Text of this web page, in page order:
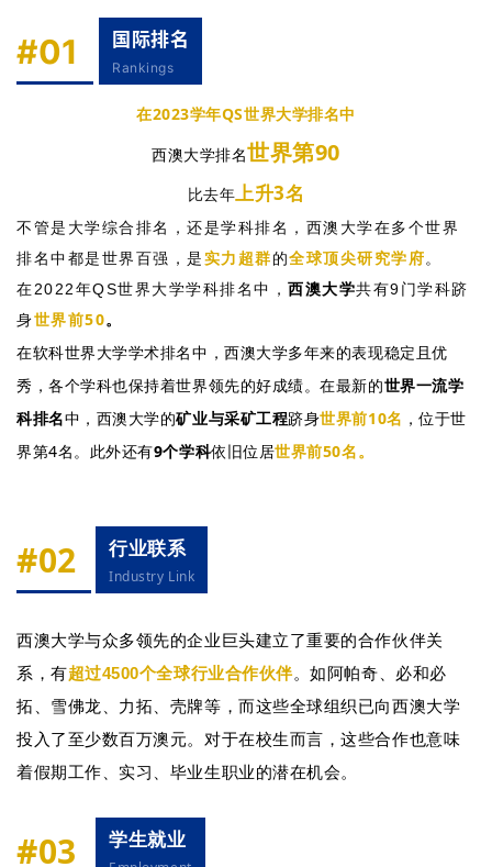
#01 国际排名
Rankings
在2023学年QS世界大学排名中
西澳大学排名世界第90
比去年上升3名
不管是大学综合排名，还是学科排名，西澳大学在多个世界
排名中都是世界百强，是实力超群的全球顶尖研究学府。
在2022年QS世界大学学科排名中， 西澳大学共有9门学科跻
身世界前50。
在软科世界大学学术排名中，西澳大学多年来的表现稳定且优
秀，各个学科也保持着世界领先的好成绩。在最新的世界一流学
科排名中，西澳大学的矿业与采矿工程跻身世界前10名 ，位于世
界第4名。此外还有9个学科依旧位居世界前50名。
#02 行业联系
Industry Link
西澳大学与众多领先的企业巨头建立了重要的合作伙伴关
系，有超过4500个全球行业合作伙伴。如阿帕奇、必和必
拓、雪佛龙、力拓、壳牌等，而这些全球组织已向西澳大学
投入了至少数百万澳元。对于在校生而言，这些合作也意味
着假期工作、实习、毕业生职业的潜在机会。
#03 学生就业